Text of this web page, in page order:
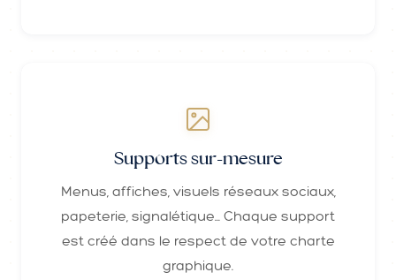
Supports sur-mesure
Menus, affiches, visuels réseaux sociaux,
papeterie, signalétique... Chaque support
est créé dans le respect de votre charte
graphique.